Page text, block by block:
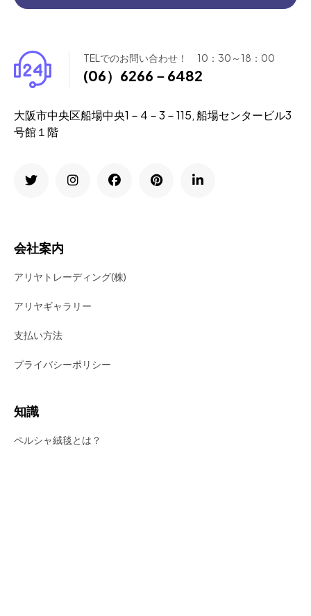
TELでのお問い合わせ！ 10：30～18：00
(06）6266－6482
大阪市中央区船場中央1－4－3－115, 船場センタービル3
号館１階
会社案内
アリヤトレーディング(株)
アリヤギャラリー
支払い方法
プライバシーポリシー
知識
ペルシャ絨毯とは？